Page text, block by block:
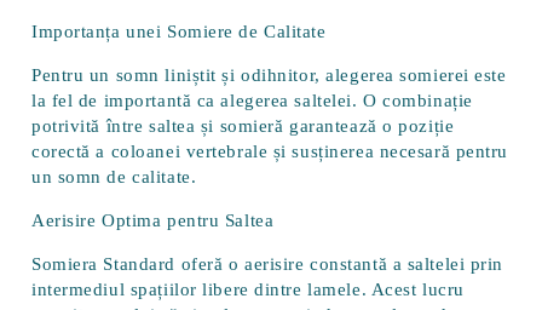
Importanța unei Somiere de Calitate
Pentru un somn liniștit și odihnitor, alegerea somierei este
la fel de importantă ca alegerea saltelei. O combinație
potrivită între saltea și somieră garantează o poziție
corectă a coloanei vertebrale și susținerea necesară pentru
un somn de calitate.
Aerisire Optima pentru Saltea
Somiera Standard oferă o aerisire constantă a saltelei prin
intermediul spațiilor libere dintre lamele. Acest lucru